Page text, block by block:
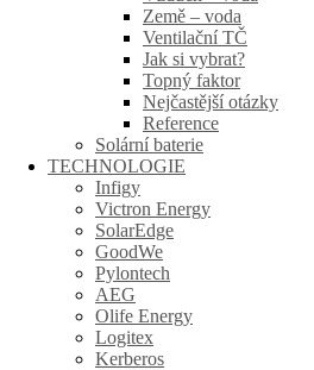
Země – voda
Ventilační TČ
Jak si vybrat?
Topný faktor
Nejčastější otázky
Reference
Solární baterie
TECHNOLOGIE
Infigy
Victron Energy
SolarEdge
GoodWe
Pylontech
AEG
Olife Energy
Logitex
Kerberos